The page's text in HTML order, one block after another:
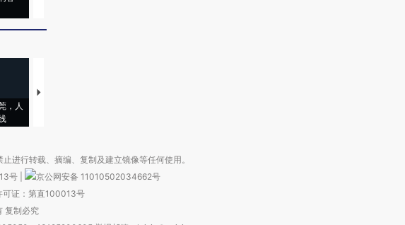
，人
【推广】走进第四届链博
进行转载、摘编、复制及建立镜像等任何使用。
号
京公网安备 11010502034662号
可证：第直100013号
复制必究